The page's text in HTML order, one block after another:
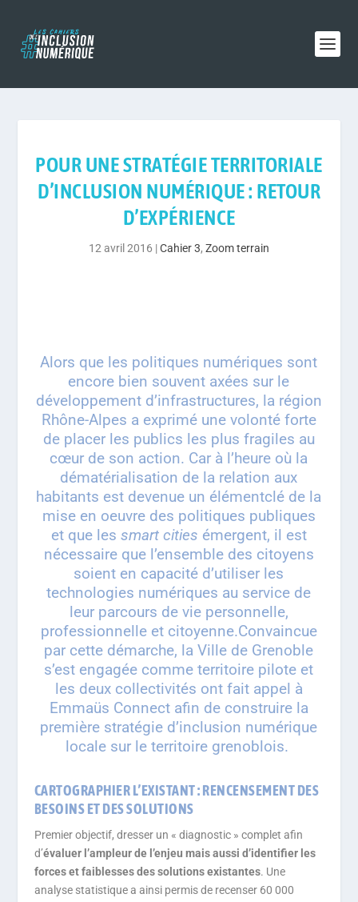
POUR UNE STRATÉGIE TERRITORIALE
D’INCLUSION NUMÉRIQUE : RETOUR
D’EXPÉRIENCE
12 avril 2016 |Cahier 3, Zoom terrain
Alors que les politiques numériques sont
encore bien souvent axées sur le
développement d’infrastructures, la région
Rhône-Alpes a exprimé une volonté forte
de placer les publics les plus fragiles au
cœur de son action. Car à l’heure où la
dématérialisation de la relation aux
habitants est devenue un élémentclé de la
mise en oeuvre des politiques publiques
et que les smart cities émergent, il est
nécessaire que l’ensemble des citoyens
soient en capacité d’utiliser les
technologies numériques au service de
leur parcours de vie personnelle,
professionnelle et citoyenne.Convaincue
par cette démarche, la Ville de Grenoble
s’est engagée comme territoire pilote et
les deux collectivités ont fait appel à
Emmaüs Connect afin de construire la
première stratégie d’inclusion numérique
locale sur le territoire grenoblois.
CARTOGRAPHIER L’EXISTANT : RENCENSEMENT DES
BESOINS ET DES SOLUTIONS
Premier objectif, dresser un « diagnostic » complet afin
d’évaluer l’ampleur de l’enjeu mais aussi d’identifier les
forces et faiblesses des solutions existantes. Une
analyse statistique a ainsi permis de recenser 60 000